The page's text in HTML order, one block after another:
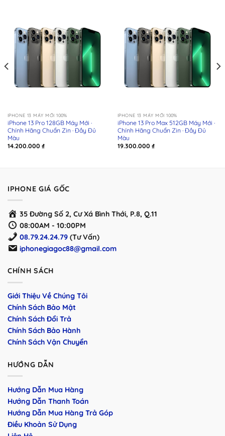
IPHONE 13 MÁY MỚI 100%
iPhone 13 Pro 128GB Máy Mới ·
Chính Hãng Chuẩn Zin · Đầy Đủ
Màu
14.200.000 ₫
IPHONE 13 MÁY MỚI 100%
iPhone 13 Pro Max 512GB Máy Mới ·
Chính Hãng Chuẩn Zin · Đầy Đủ
Màu
19.300.000 ₫
IPHONE GIÁ GỐC
35 Đường Số 2, Cư Xá Bình Thới, P.8, Q.11
08:00AM - 10:00PM
08.79.24.24.79 (Tư Vấn)
iphonegiagoc88@gmail.com
CHÍNH SÁCH
Giới Thiệu Về Chúng Tôi
Chính Sách Bảo Mật
Chính Sách Đổi Trả
Chính Sách Bảo Hành
Chính Sách Vận Chuyển
HƯỚNG DẪN
Hướng Dẫn Mua Hàng
Hướng Dẫn Thanh Toán
Hướng Dẫn Mua Hàng Trả Góp
Điều Khoản Sử Dụng